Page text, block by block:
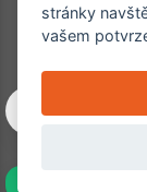
Všechna
stránky
vašem